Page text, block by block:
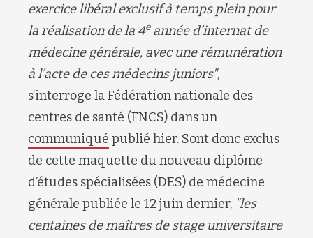
exercice libéral exclusif à temps plein pour
la réalisation de la 4eannée d’internat de
médecine générale, avec une rémunération
à l’acte de ces médecins juniors",
s’interroge la Fédération nationale des
centres de santé (FNCS) dans un
communiqué publié hier. Sont donc exclus
de cette maquette du nouveau diplôme
d’études spécialisées (DES) de médecine
générale publiée le 12 juin dernier, "les
centaines de maîtres de stage universitaire